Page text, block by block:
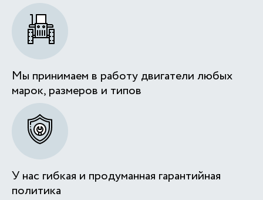
Мы принимаем в работу двигатели любых
марок, размеров и типов
У нас гибкая и продуманная гарантийная
политика